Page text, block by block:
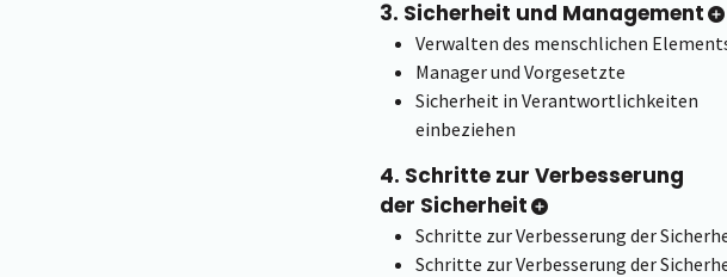
3. Sicherheit und Management
Verwalten des menschlichen
Manager und Vorgesetzte
Sicherheit in Verantwortlichkeiten
einbeziehen
4. Schritte zur Verbesserung
der Sicherheit
Schritte zur Verbesserung der
Schritte zur Verbesserung der